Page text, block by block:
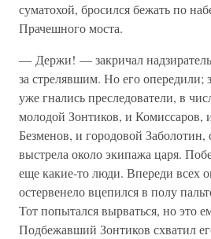
суматохой, бросился бежать по
Прачешного моста.
— Держи! — закричал
за стрелявшим. Но его опередили;
уже гнались преследователи, в
молодой Зонтиков, и Комиссаров,
Безменов, и городовой
выстрела около экипажа царя.
еще какие-то люди. Впереди всех
остервенело вцепился в полу
Тот попытался вырваться, но это
Подбежавший Зонтиков схватил